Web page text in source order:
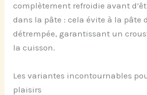
complètement refroidie avant
dans la pâte : cela évite à la pâte
détrempée, garantissant un
la cuisson.
Les variantes incontournables
plaisirs